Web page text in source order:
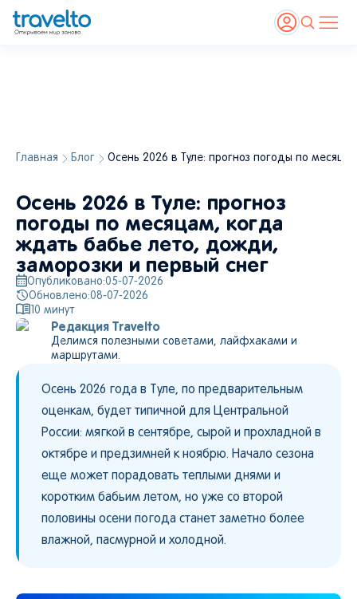
Главная Блог Осень 2026 в Туле: прогноз погоды по
Осень 2026 в Туле: прогноз
погоды по месяцам, когда
ждать бабье лето, дожди,
заморозки и первый снег
Опубликовано:05-07-2026
Обновлено:08-07-2026
10 минут
Редакция Travelto
Делимся полезными советами, лайфхаками и
маршрутами.
Осень 2026 года в Туле, по предварительным
оценкам, будет типичной для Центральной
России: мягкой в сентябре, сырой и прохладной в
октябре и предзимней к ноябрю. Начало сезона
еще может порадовать теплыми днями и
коротким бабьим летом, но уже со второй
половины осени погода станет заметно более
влажной, пасмурной и холодной.